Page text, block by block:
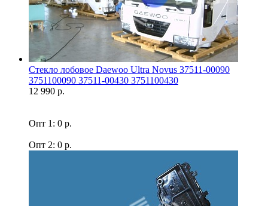
Стекло лобовое Daewoo Ultra Novus 37511-00090
3751100090 37511-00430 3751100430
12 990 р.
Опт 1: 0 р.
Опт 2: 0 р.